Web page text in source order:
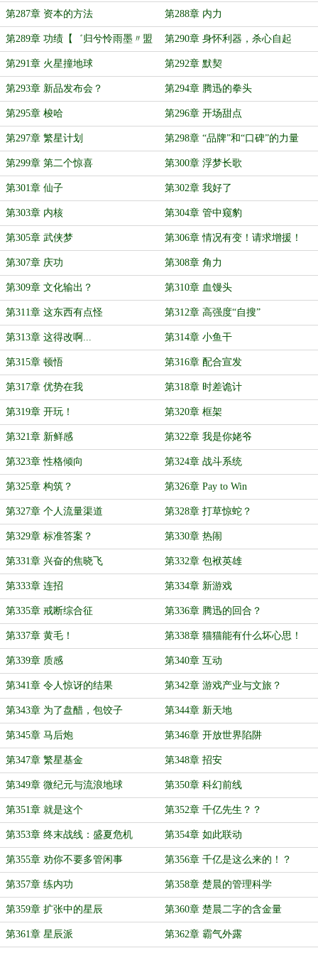
第287章 资本的方法 第288章 内力
第289章 功绩【゛归兮怜雨墨〃盟
主加更】
第290章 身怀利器，杀心自起
第291章 火星撞地球 第292章 默契
第293章 新品发布会？ 第294章 腾迅的拳头
第295章 梭哈 第296章 开场甜点
第297章 繁星计划 第298章 “品牌”和“口碑”的力量
第299章 第二个惊喜 第300章 浮梦长歌
第301章 仙子 第302章 我好了
第303章 内核 第304章 管中窥豹
第305章 武侠梦 第306章 情况有变！请求增援！
第307章 庆功 第308章 角力
第309章 文化输出？ 第310章 血馒头
第311章 这东西有点怪 第312章 高强度“自搜”
第313章 这得改啊... 第314章 小鱼干
第315章 顿悟 第316章 配合宣发
第317章 优势在我 第318章 时差诡计
第319章 开玩！ 第320章 框架
第321章 新鲜感 第322章 我是你姥爷
第323章 性格倾向 第324章 战斗系统
第325章 构筑？ 第326章 Pay to Win
第327章 个人流量渠道 第328章 打草惊蛇？
第329章 标准答案？ 第330章 热闹
第331章 兴奋的焦晓飞 第332章 包袱英雄
第333章 连招 第334章 新游戏
第335章 戒断综合征 第336章 腾迅的回合？
第337章 黄毛！ 第338章 猫猫能有什么坏心思！
第339章 质感 第340章 互动
第341章 令人惊讶的结果 第342章 游戏产业与文旅？
第343章 为了盘醋，包饺子 第344章 新天地
第345章 马后炮 第346章 开放世界陷阱
第347章 繁星基金 第348章 招安
第349章 微纪元与流浪地球 第350章 科幻前线
第351章 就是这个 第352章 千亿先生？？
第353章 终末战线：盛夏危机 第354章 如此联动
第355章 劝你不要多管闲事 第356章 千亿是这么来的！？
第357章 练内功 第358章 楚晨的管理科学
第359章 扩张中的星辰 第360章 楚晨二字的含金量
第361章 星辰派 第362章 霸气外露